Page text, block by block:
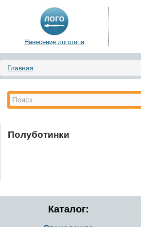
Нанесение логотипа
Вы здесь
Главная
Форма поиска
Поиск
Полуботинки
Каталог: